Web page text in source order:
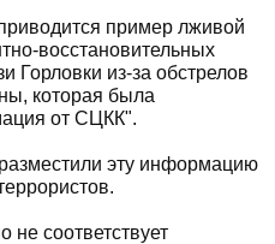
пример лживой
восстановительных
Горловки из-за обстрелов
которая была
от СЦКК".
эту информацию
соответствует